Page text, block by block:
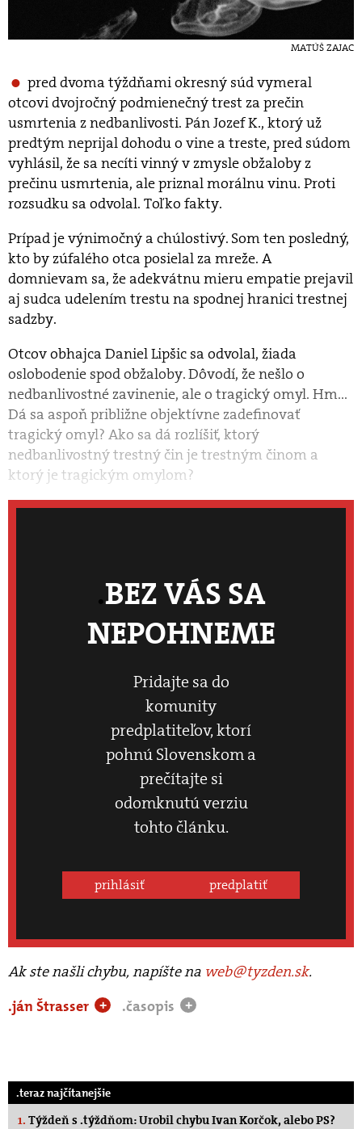
MATÚŠ ZAJAC
pred dvoma týždňami okresný súd vymeral
otcovi dvojročný podmienečný trest za prečin
usmrtenia z nedbanlivosti. Pán Jozef K., ktorý už
predtým neprijal dohodu o vine a treste, pred súdom
vyhlásil, že sa necíti vinný v zmysle obžaloby z
prečinu usmrtenia, ale priznal morálnu vinu. Proti
rozsudku sa odvolal. Toľko fakty.
Prípad je výnimočný a chúlostivý. Som ten posledný,
kto by zúfalého otca posielal za mreže. A
domnievam sa, že adekvátnu mieru empatie prejavil
aj sudca udelením trestu na spodnej hranici trestnej
sadzby.
Otcov obhajca Daniel Lipšic sa odvolal, žiada
oslobodenie spod obžaloby. Dôvodí, že nešlo o
nedbanlivostné zavinenie, ale o tragický omyl. Hm...
Dá sa aspoň približne objektívne zadefinovať
tragický omyl? Ako sa dá rozlíšiť, ktorý
nedbanlivostný trestný čin je trestným činom a
ktorý je tragickým omylom?
BEZ VÁS SA
NEPOHNEME
Pridajte sa do
komunity
predplatiteľov, ktorí
pohnú Slovenskom a
prečítajte si
odomknutú verziu
tohto článku.
prihlásiť predplatiť
Ak ste našli chybu, napíšte na web@tyzden.sk.
.ján Štrasser
+ .časopis +
.teraz najčítanejšie
1. Týždeň s .týždňom: Urobil chybu Ivan Korčok, alebo PS?